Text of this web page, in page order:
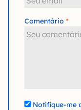
Comentário
Notifique-me